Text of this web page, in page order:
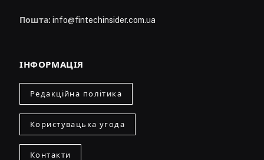
Пошта: info@fintechinsider.com.ua
ІНФОРМАЦІЯ
Редакційна політика
Користувацька угода
Контакти